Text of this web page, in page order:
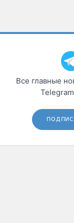
Все главные